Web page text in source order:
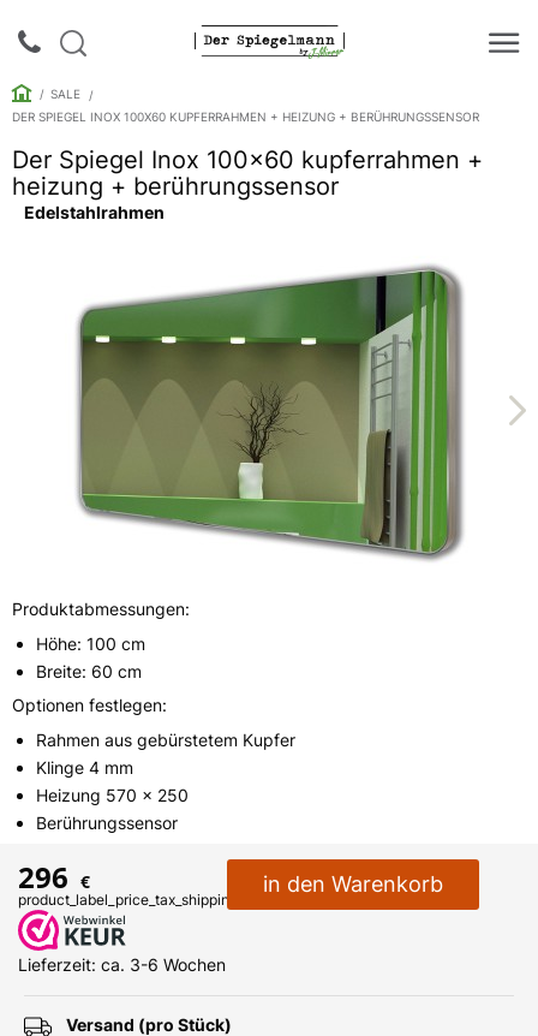
Login |
Rückruf
Spiegelkataloge
Spiegelschränke
Galerie
FAQ
SALE
DER SPIEGEL INOX 100X60 KUPFERRAHMEN + HEIZUNG + BERÜHRUNGSSENSOR
Der Spiegel Inox 100x60 kupferrahmen +
heizung + berührungssensor
Edelstahlrahmen
Produktabmessungen:
Höhe: 100 cm
Breite: 60 cm
Optionen festlegen:
Rahmen aus gebürstetem Kupfer
Klinge 4 mm
Heizung 570 x 250
Berührungssensor
296 €
product_label_price_tax_shipping_2
in den Warenkorb
Lieferzeit: ca. 3-6 Wochen
Versand (pro Stück)